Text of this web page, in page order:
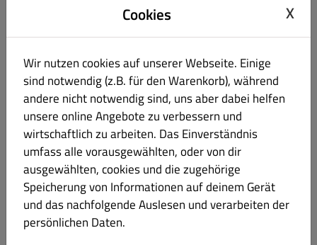
Menü Öffnungszeiten Info Allergene
Allergene & Zusatzstoffe
Kennzeichnung Allergen / Zusatzstoff
A
Cookies X
Wir nutzen cookies auf unserer Webseite. Einige
sind notwendig (z.B. für den Warenkorb), während
andere nicht notwendig sind, uns aber dabei helfen
unsere online Angebote zu verbessern und
wirtschaftlich zu arbeiten. Das Einverständnis
umfass alle vorausgewählten, oder von dir
ausgewählten, cookies und die zugehörige
Speicherung von Informationen auf deinem Gerät
und das nachfolgende Auslesen und verarbeiten der
persönlichen Daten.